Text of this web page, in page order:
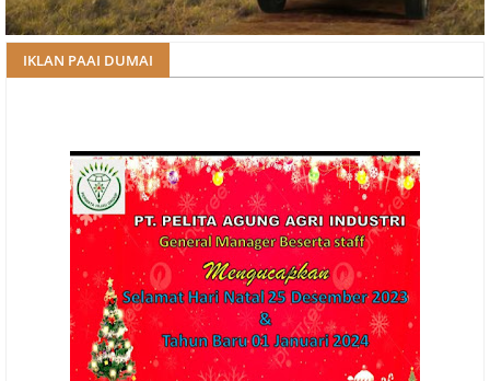
IKLAN PAAI DUMAI